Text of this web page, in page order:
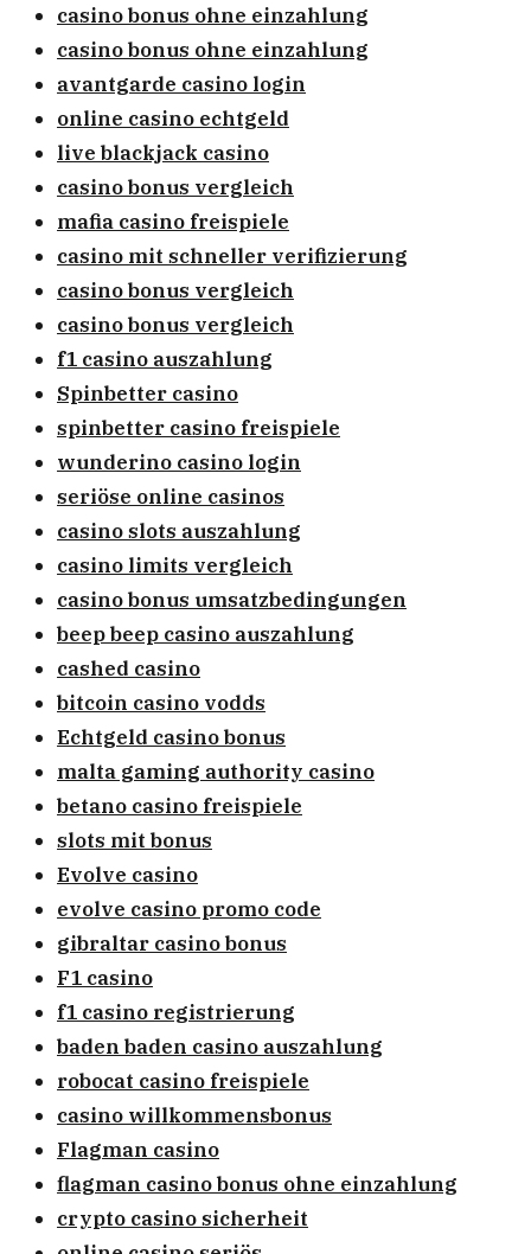
casino bonus ohne einzahlung
casino bonus ohne einzahlung
avantgarde casino login
online casino echtgeld
live blackjack casino
casino bonus vergleich
mafia casino freispiele
casino mit schneller verifizierung
casino bonus vergleich
casino bonus vergleich
f1 casino auszahlung
Spinbetter casino
spinbetter casino freispiele
wunderino casino login
seriöse online casinos
casino slots auszahlung
casino limits vergleich
casino bonus umsatzbedingungen
beep beep casino auszahlung
cashed casino
bitcoin casino vodds
Echtgeld casino bonus
malta gaming authority casino
betano casino freispiele
slots mit bonus
Evolve casino
evolve casino promo code
gibraltar casino bonus
F1 casino
f1 casino registrierung
baden baden casino auszahlung
robocat casino freispiele
casino willkommensbonus
Flagman casino
flagman casino bonus ohne einzahlung
crypto casino sicherheit